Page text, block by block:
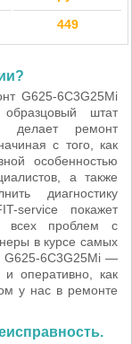
449
G625-6C3G25Mi
штат
делает ремонт
с того, как
особенностью
а также
диагностику
service покажет
всех проблем с
в курсе самых
G625-6C3G25Mi —
оперативно, как
у нас в ремонте